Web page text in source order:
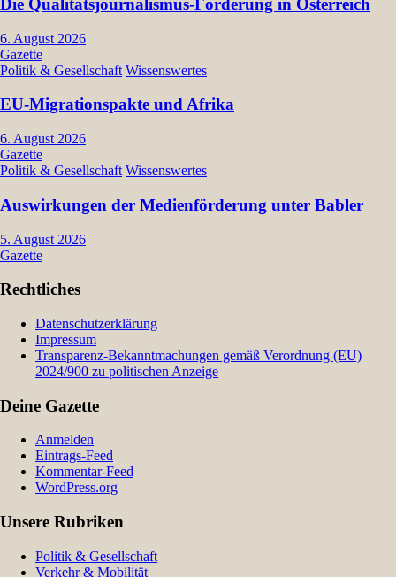
Die Qualitätsjournalismus-Förderung in Österreich
6. August 2026
Gazette
Politik & Gesellschaft Wissenswertes
EU-Migrationspakte und Afrika
6. August 2026
Gazette
Politik & Gesellschaft Wissenswertes
Auswirkungen der Medienförderung unter Babler
5. August 2026
Gazette
Rechtliches
Datenschutzerklärung
Impressum
Transparenz-Bekanntmachungen gemäß Verordnung (EU)
2024/900 zu politischen Anzeige
Deine Gazette
Anmelden
Eintrags-Feed
Kommentar-Feed
WordPress.org
Unsere Rubriken
Politik & Gesellschaft
Verkehr & Mobilität